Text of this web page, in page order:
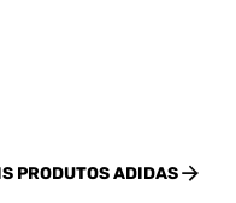
PRODUTOSADIDAS